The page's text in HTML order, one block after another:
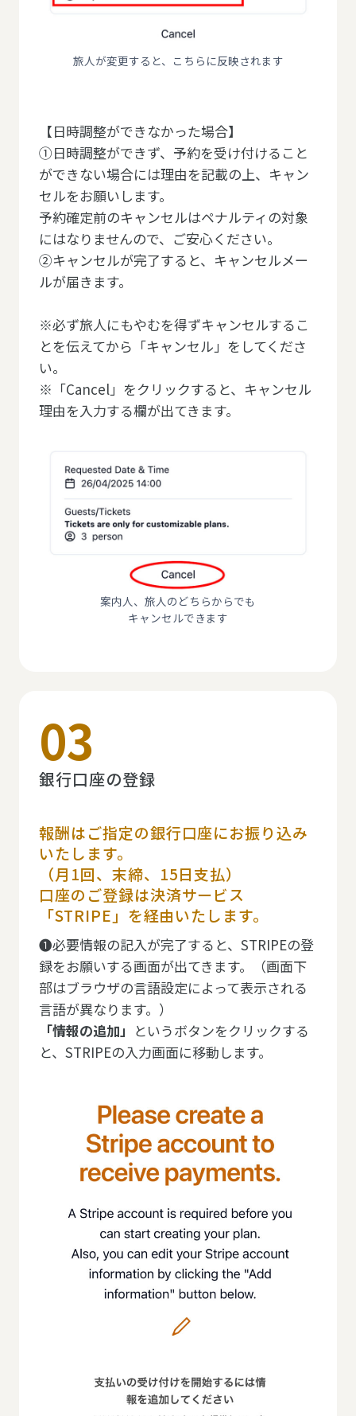
旅人が変更すると、こちらに反映されます
【日時調整ができなかった場合】
①日時調整ができず、予約を受け付けること
ができない場合には理由を記載の上、キャン
セルをお願いします。
予約確定前のキャンセルはペナルティの対象
にはなりませんので、ご安心ください。
②キャンセルが完了すると、キャンセルメー
ルが届きます。
※必ず旅人にもやむを得ずキャンセルするこ
とを伝えてから「キャンセル」をしてくださ
い。
※「Cancel」をクリックすると、キャンセル
理由を入力する欄が出てきます。
案内人、旅人のどちらからでも
キャンセルできます
03
銀行口座の登録
報酬はご指定の銀行口座にお振り込み
いたします。
（月1回、末締、15日支払）
口座のご登録は決済サービス
「STRIPE」を経由いたします。
❶必要情報の記入が完了すると、STRIPEの登
録をお願いする画面が出てきます。（画面下
部はブラウザの言語設定によって表示される
言語が異なります。）
「情報の追加」 というボタンをクリックする
と、STRIPEの入力画面に移動します。